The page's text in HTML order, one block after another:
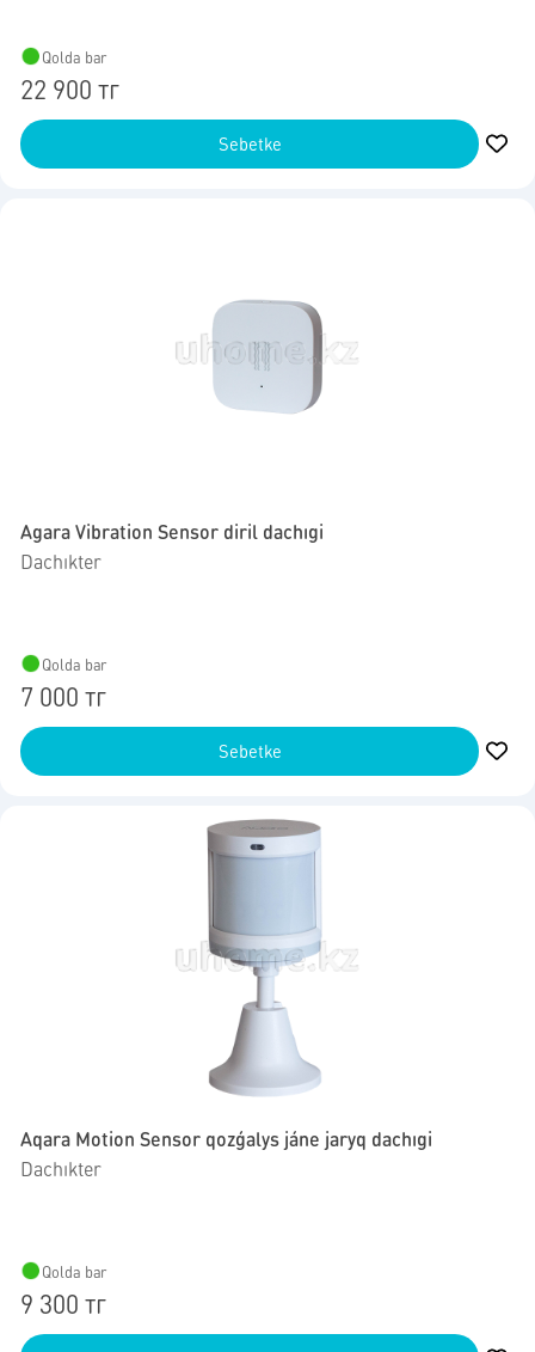
Qolda bar
22 900 тг
Sebetke
Agara Vibration Sensor diril dachıgi
Dachıkter
Qolda bar
7 000 тг
Sebetke
Aqara Motion Sensor qozǵalys jáne jaryq dachıgi
Dachıkter
Qolda bar
9 300 тг